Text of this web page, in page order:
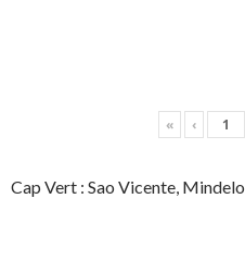
« ‹
Cap Vert : Sao Vicente, Mindelo